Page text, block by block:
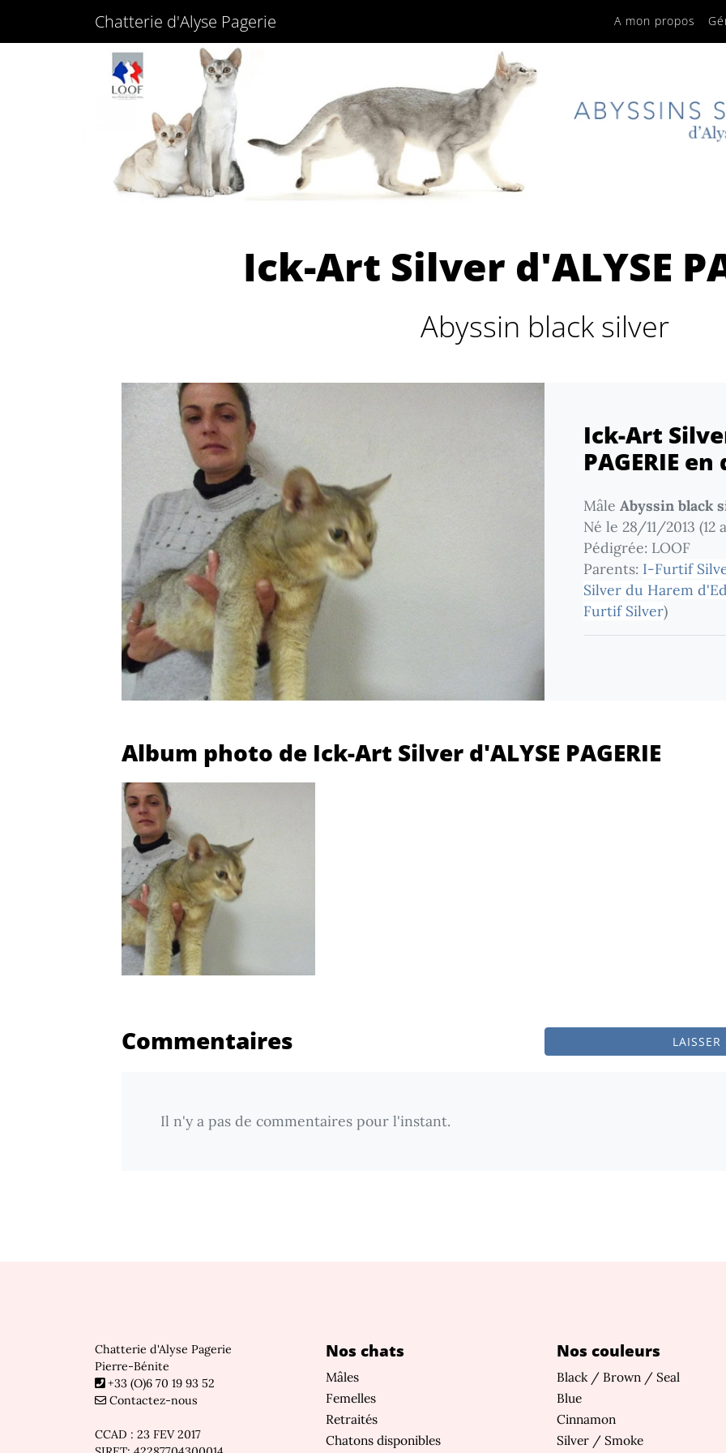
Chatterie d'Alyse Pagerie A mon propos
Ick-Art Silver d'ALYSE
Abyssin black silver
Ick-Art
PAGERIE
Mâle Abyssin black
Né le 28/11/2013 (12
Pédigrée: LOOF
Parents: I-Furtif
Silver du Harem
Furtif Silver)
Album photo de Ick-Art Silver d'ALYSE PAGERIE
Commentaires
Il n'y a pas de commentaires pour l'instant.
Chatterie d'Alyse Pagerie
Pierre-Bénite
+33 (O)6 70 19 93 52
Contactez-nous
CCAD : 23 FEV 2017
Nos chats
Mâles
Femelles
Retraités
Chatons disponibles
Nos couleurs
Black / Brown / Seal
Blue
Cinnamon
Silver / Smoke